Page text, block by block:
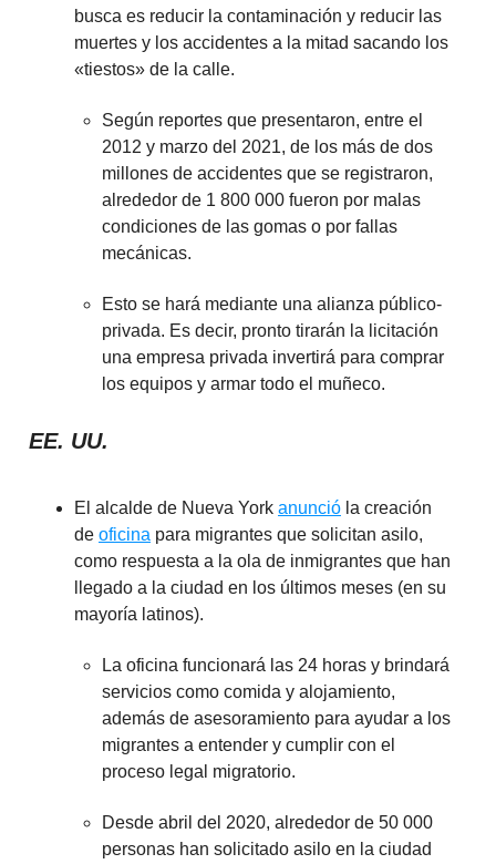
busca es reducir la contaminación y reducir las
muertes y los accidentes a la mitad sacando los
«tiestos» de la calle.
Según reportes que presentaron, entre el
2012 y marzo del 2021, de los más de dos
millones de accidentes que se registraron,
alrededor de 1 800 000 fueron por malas
condiciones de las gomas o por fallas
mecánicas.
Esto se hará mediante una alianza público-
privada. Es decir, pronto tirarán la licitación
una empresa privada invertirá para comprar
los equipos y armar todo el muñeco.
EE. UU.
El alcalde de Nueva York anunció la creación
de oficina para migrantes que solicitan asilo,
como respuesta a la ola de inmigrantes que han
llegado a la ciudad en los últimos meses (en su
mayoría latinos).
La oficina funcionará las 24 horas y brindará
servicios como comida y alojamiento,
además de asesoramiento para ayudar a los
migrantes a entender y cumplir con el
proceso legal migratorio.
Desde abril del 2020, alrededor de 50 000
personas han solicitado asilo en la ciudad